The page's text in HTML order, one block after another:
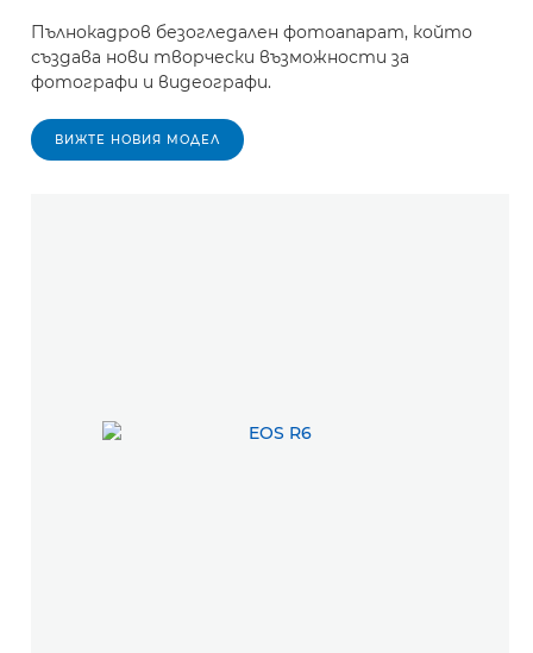
Пълнокадров безогледален фотоапарат, който
създава нови творчески възможности за
фотографи и видеографи.
ВИЖТЕ НОВИЯ МОДЕЛ